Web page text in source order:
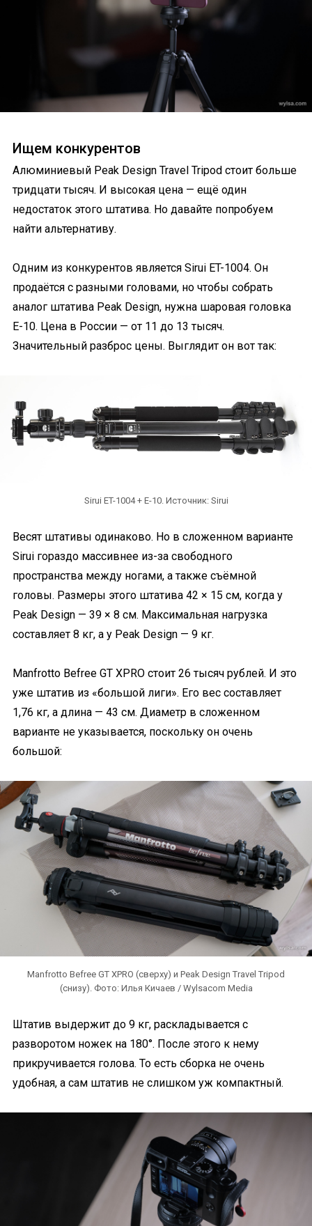
Ищем конкурентов
Алюминиевый Peak Design Travel Tripod стоит больше
тридцати тысяч. И высокая цена — ещё один
недостаток этого штатива. Но давайте попробуем
найти альтернативу.
Одним из конкурентов является Sirui ET-1004. Он
продаётся с разными головами, но чтобы собрать
аналог штатива Peak Design, нужна шаровая головка
E-10. Цена в России — от 11 до 13 тысяч.
Значительный разброс цены. Выглядит он вот так:
Sirui ET-1004 + E-10. Источник: Sirui
Весят штативы одинаково. Но в сложенном варианте
Sirui гораздо массивнее из-за свободного
пространства между ногами, а также съёмной
головы. Размеры этого штатива 42 × 15 см, когда у
Peak Design — 39 × 8 см. Максимальная нагрузка
составляет 8 кг, а у Peak Design — 9 кг.
Manfrotto Befree GT XPRO стоит 26 тысяч рублей. И это
уже штатив из «большой лиги». Его вес составляет
1,76 кг, а длина — 43 см. Диаметр в сложенном
варианте не указывается, поскольку он очень
большой:
Manfrotto Befree GT XPRO (сверху) и Peak Design Travel Tripod
(снизу). Фото: Илья Кичаев / Wylsacom Media
Штатив выдержит до 9 кг, раскладывается с
разворотом ножек на 180°. После этого к нему
прикручивается голова. То есть сборка не очень
удобная, а сам штатив не слишком уж компактный.